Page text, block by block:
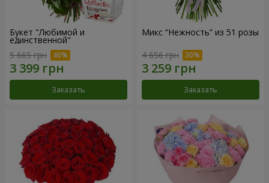
Букет "Любимой и
единственной"
5 665 грн
Заказать
Микс “Нежность” из 51 розы
4 656 грн
Заказать